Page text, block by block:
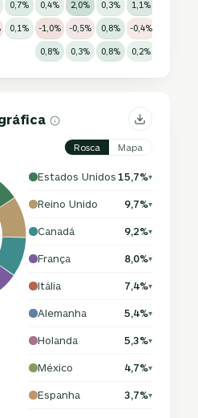
0,7% 0,4% 2,0% 0,3% 1,1%
0,1% -1,0% -0,5% 0,8% -0,4%
0,8% 0,3% 0,8% 0,2%
Rosca Mapa
Estados Unidos15,7%▾
Reino Unido 9,7%▾
Canadá 9,2%▾
França 8,0%▾
Itália 7,4%▾
Alemanha 5,4%▾
Holanda 5,3%▾
México 4,7%▾
Espanha 3,7%▾